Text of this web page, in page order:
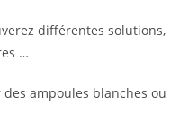
différentes solutions,
…
des ampoules blanches ou